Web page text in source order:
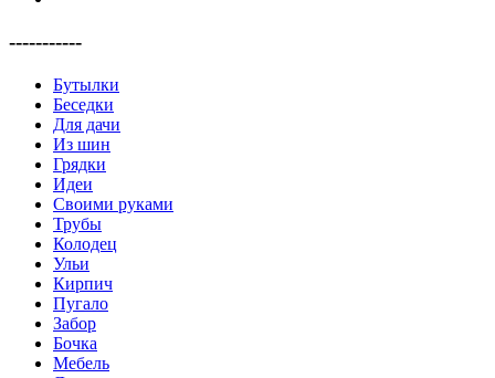
-----------
Бутылки
Беседки
Для дачи
Из шин
Грядки
Идеи
Своими руками
Трубы
Колодец
Ульи
Кирпич
Пугало
Забор
Бочка
Мебель